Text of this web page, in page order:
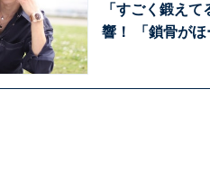
「すごく鍛え
響！ 「鎖骨がほ